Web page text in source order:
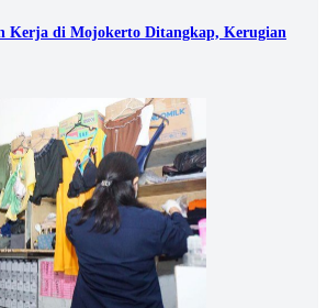
Kerja di Mojokerto Ditangkap, Kerugian